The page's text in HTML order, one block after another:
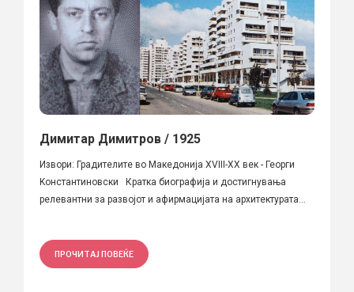
Димитар Димитров / 1925
Извори: Градителите во Македонија XVIII-XX век - Георги
Kонстантиновски Кратка биографија и достигнувања
релевантни за развојот и афирмацијата на архитектурата...
ПРОЧИТАЈ ПОВЕЌЕ